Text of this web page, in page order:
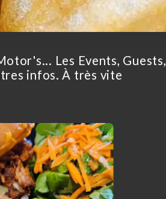
Les Events, Guests,
infos. À très vite